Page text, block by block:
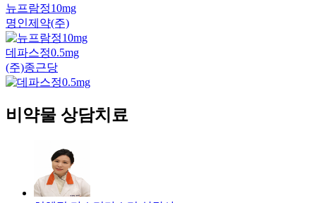
뉴프람정10mg
명인제약(주)
데파스정0.5mg
(주)종근당
비약물 상담치료